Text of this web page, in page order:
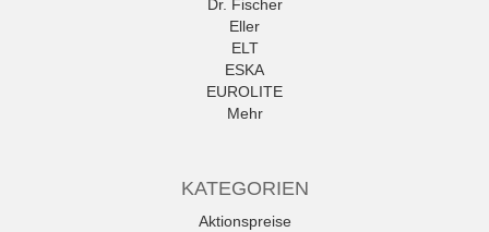
Dr. Fischer
Eller
ELT
ESKA
EUROLITE
Mehr
KATEGORIEN
Aktionspreise